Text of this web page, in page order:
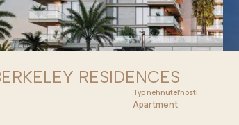
RESIDENCES
Typ nehnuteľnosti
Apartment